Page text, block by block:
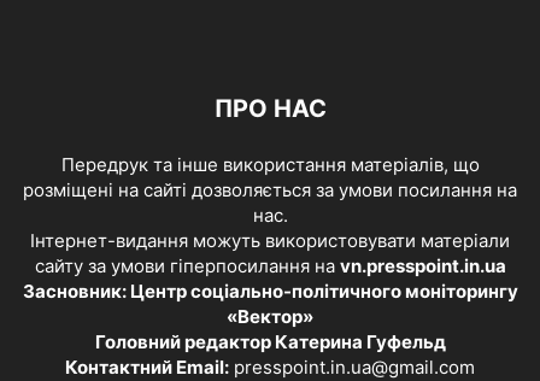
ПРО НАС
Передрук та інше використання матеріалів, що
розміщені на сайті дозволяється за умови посилання на
нас.
Інтернет-видання можуть використовувати матеріали
сайту за умови гіперпосилання на vn.presspoint.in.ua
Засновник: Центр соціально-політичного моніторингу
«Вектор»
Головний редактор Катерина Гуфельд
Контактний Email: presspoint.in.ua@gmail.com